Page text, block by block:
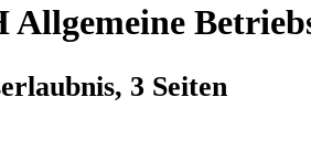
3 Seiten